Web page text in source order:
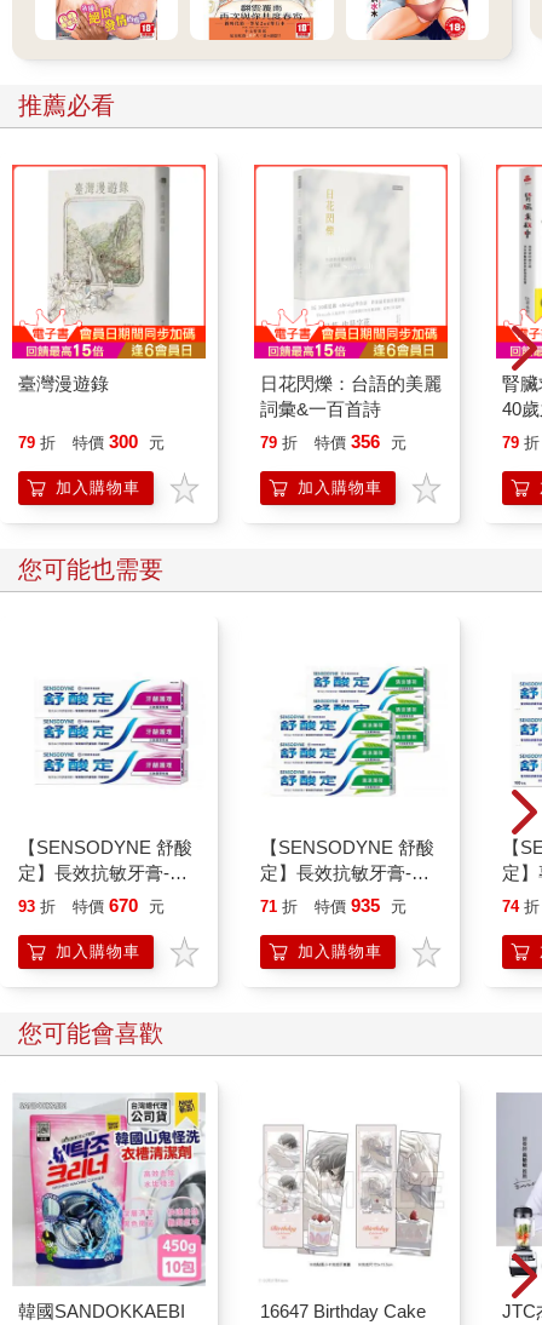
推薦必看
臺灣漫遊錄
79 折 特價 300 元
加入購物車
日花閃爍：台語的美麗
詞彙&一百首詩
79 折 特價 356 元
加入購物車
腎
40
就
79 折
您可能也需要
【SENSODYNE 舒酸
定】長效抗敏牙膏-牙
齦護理160gx3入
93 折 特價 670 元
加入購物車
【SENSODYNE 舒酸
定】長效抗敏牙膏-清
涼薄荷160gx6入
71 折 特價 935 元
加入購物車
【
定
膏-
74 折
您可能會喜歡
韓國SANDOKKAEBI
16647 Birthday Cake
JTC